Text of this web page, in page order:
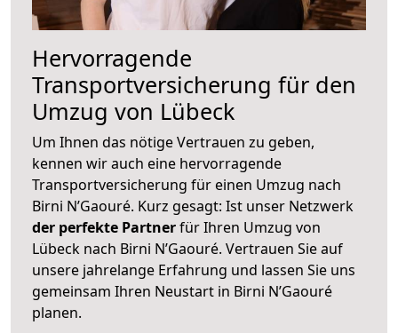
Hervorragende
Transportversicherung für den
Umzug von Lübeck
Um Ihnen das nötige Vertrauen zu geben,
kennen wir auch eine hervorragende
Transportversicherung für einen Umzug nach
Birni N’Gaouré. Kurz gesagt: Ist unser Netzwerk
der perfekte Partnerfür Ihren Umzug von
Lübeck nach Birni N’Gaouré. Vertrauen Sie auf
unsere jahrelange Erfahrung und lassen Sie uns
gemeinsam Ihren Neustart in Birni N’Gaouré
planen.